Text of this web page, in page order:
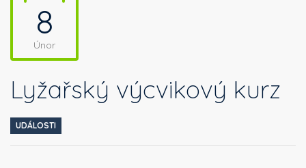
8
Únor
Lyžařský výcvikový kurz
UDÁLOSTI